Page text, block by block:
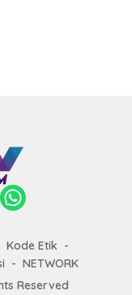
Kode Etik
NETWORK
Reserved